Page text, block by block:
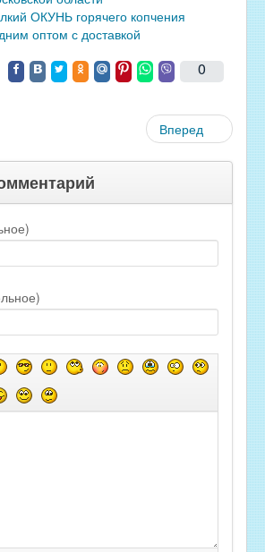
ОКУНЬ горячего копчения
оптом с доставкой
0
Вперед